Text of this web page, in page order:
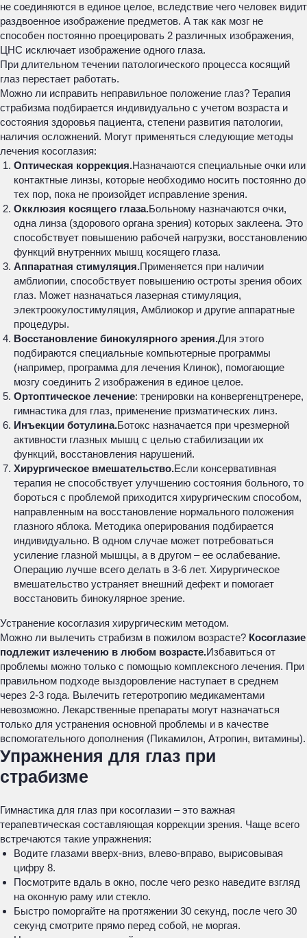
не соединяются в единое целое, вследствие чего человек видит
раздвоенное изображение предметов. А так как мозг не
способен постоянно проецировать 2 различных изображения,
ЦНС исключает изображение одного глаза.
При длительном течении патологического процесса косящий
глаз перестает работать.
Можно ли исправить неправильное положение глаз? Терапия
страбизма подбирается индивидуально с учетом возраста и
состояния здоровья пациента, степени развития патологии,
наличия осложнений. Могут применяться следующие методы
лечения косоглазия:
Оптическая коррекция.Назначаются специальные очки или
контактные линзы, которые необходимо носить постоянно до
тех пор, пока не произойдет исправление зрения.
Окклюзия косящего глаза.Больному назначаются очки,
одна линза (здорового органа зрения) которых заклеена. Это
способствует повышению рабочей нагрузки, восстановлению
функций внутренних мышц косящего глаза.
Аппаратная стимуляция.Применяется при наличии
амблиопии, способствует повышению остроты зрения обоих
глаз. Может назначаться лазерная стимуляция,
электроокулостимуляция, Амблиокор и другие аппаратные
процедуры.
Восстановление бинокулярного зрения.Для этого
подбираются специальные компьютерные программы
(например, программа для лечения Клинок), помогающие
мозгу соединить 2 изображения в единое целое.
Ортоптическое лечение: тренировки на конвергенцтренере,
гимнастика для глаз, применение призматических линз.
Инъекции ботулина.Ботокс назначается при чрезмерной
активности глазных мышц с целью стабилизации их
функций, восстановления нарушений.
Хирургическое вмешательство.Если консервативная
терапия не способствует улучшению состояния больного, то
бороться с проблемой приходится хирургическим способом,
направленным на восстановление нормального положения
глазного яблока. Методика оперирования подбирается
индивидуально. В одном случае может потребоваться
усиление глазной мышцы, а в другом – ее ослабевание.
Операцию лучше всего делать в 3-6 лет. Хирургическое
вмешательство устраняет внешний дефект и помогает
восстановить бинокулярное зрение.
Устранение косоглазия хирургическим методом.
Можно ли вылечить страбизм в пожилом возрасте? Косоглазие
подлежит излечению в любом возрасте.Избавиться от
проблемы можно только с помощью комплексного лечения. При
правильном подходе выздоровление наступает в среднем
через 2-3 года. Вылечить гетеротропию медикаментами
невозможно. Лекарственные препараты могут назначаться
только для устранения основной проблемы и в качестве
вспомогательного дополнения (Пикамилон, Атропин, витамины).
Упражнения для глаз при
страбизме
Гимнастика для глаз при косоглазии – это важная
терапевтическая составляющая коррекции зрения. Чаще всего
встречаются такие упражнения:
Водите глазами вверх-вниз, влево-вправо, вырисовывая
цифру 8.
Посмотрите вдаль в окно, после чего резко наведите взгляд
на оконную раму или стекло.
Быстро поморгайте на протяжении 30 секунд, после чего 30
секунд смотрите прямо перед собой, не моргая.